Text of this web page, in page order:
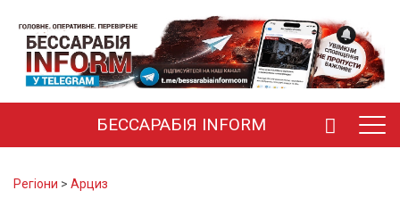
БЕССАРАБІЯ INFORM
Регіони > Арциз